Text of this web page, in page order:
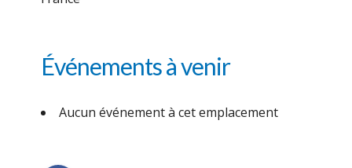
Événements à venir
Aucun événement à cet emplacement